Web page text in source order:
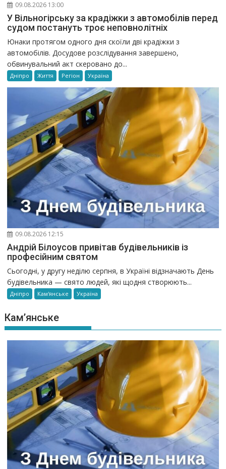
09.08.2026 13:00
У Вільногірську за крадіжки з автомобілів перед
судом постануть троє неповнолітніх
Юнаки протягом одного дня скоїли дві крадіжки з
автомобілів. Досудове розслідування завершено,
обвинувальний акт скеровано до...
Дніпро Життя Регіон Україна
09.08.2026 12:15
Андрій Білоусов привітав будівельників із
професійним святом
Сьогодні, у другу неділю серпня, в Україні відзначають День
будівельника — свято людей, які щодня створюють...
Дніпро Кам'янське Україна
Кам’янське